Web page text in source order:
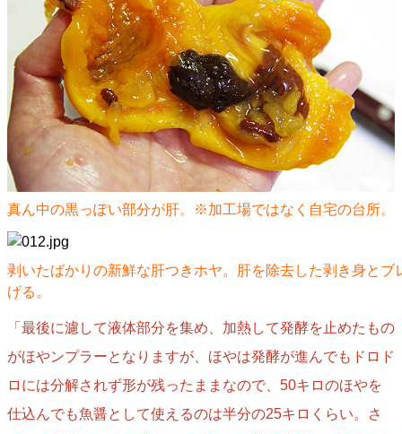
真ん中の黒っぽい部分が肝。※加工場ではなく自宅の台所。
剥いたばかりの新鮮な肝つきホヤ。肝を除去した剥き身とブ
げる。
「最後に濾して液体部分を集め、加熱して発酵を止めたもの
がほやンプラーとなりますが、ほやは発酵が進んでもドロド
ロには分解されず形が残ったままなので、50キロのほやを
仕込んでも魚醤として使えるのは半分の25キロくらい。さ